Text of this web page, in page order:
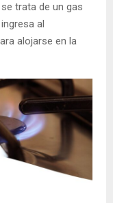
trata de un gas
al
alojarse en la